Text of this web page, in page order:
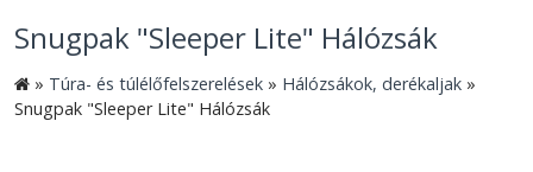
Snugpak "Sleeper Lite" Hálózsák
» Túra- és túlélőfelszerelések » Hálózsákok, derékaljak »
Snugpak "Sleeper Lite" Hálózsák